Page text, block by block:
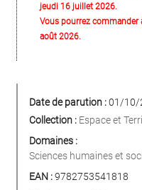
jeudi 16 juillet 2026.
Vous pourrez commander
août 2026.
Date de parution :01/10/
Collection : Espace et
Domaines :
Sciences humaines et
EAN :9782753541818